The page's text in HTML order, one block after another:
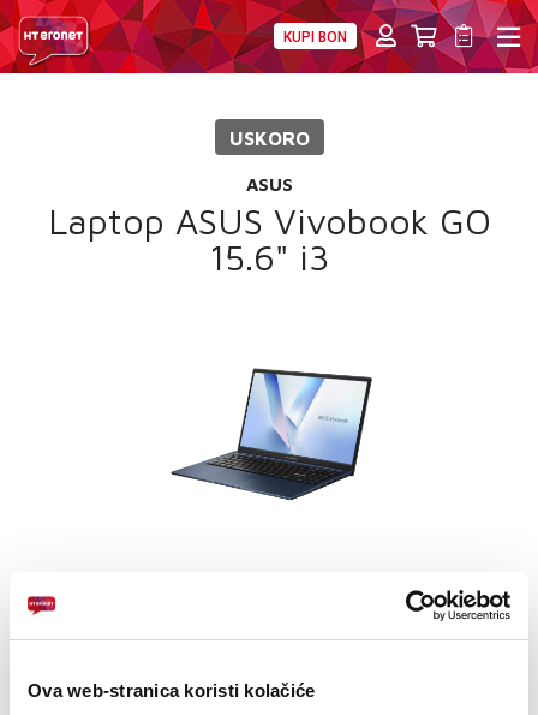
Ova web-stranica koristi kolačiće
KUPI BON
MOBILNA
PODRŠKA
USKORO
ASUS
Laptop ASUS Vivobook GO
15.6" i3
Memorija:RAM 8GB, 512GB SSD